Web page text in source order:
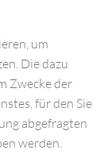
um
Die dazu
Zwecke der
für den Sie
abgefragten
werden.